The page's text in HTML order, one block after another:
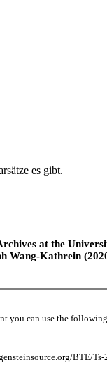
es gibt.
at the
Wang-Kathrein
you can use the
BTE/Ts-